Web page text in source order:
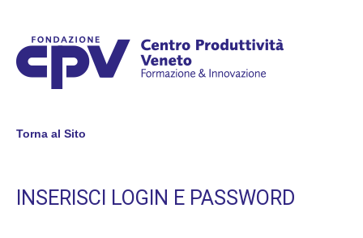
Torna al Sito
INSERISCI LOGIN E PASSWORD